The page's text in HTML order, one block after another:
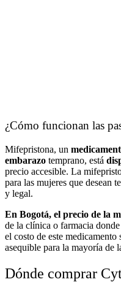
¿Cómo funcionan las
Mifepristona, un
embarazo temprano, está
precio accesible. La
para las mujeres que desean
y legal.
En Bogotá, el precio de la
de la clínica o farmacia
el costo de este
asequible para la mayoría de
Dónde comprar